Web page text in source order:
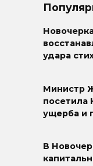
удара
Министр
посетила
ущерба и
В